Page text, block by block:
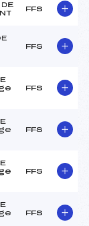
FFS
FFS
FFS
FFS
FFS
FFS